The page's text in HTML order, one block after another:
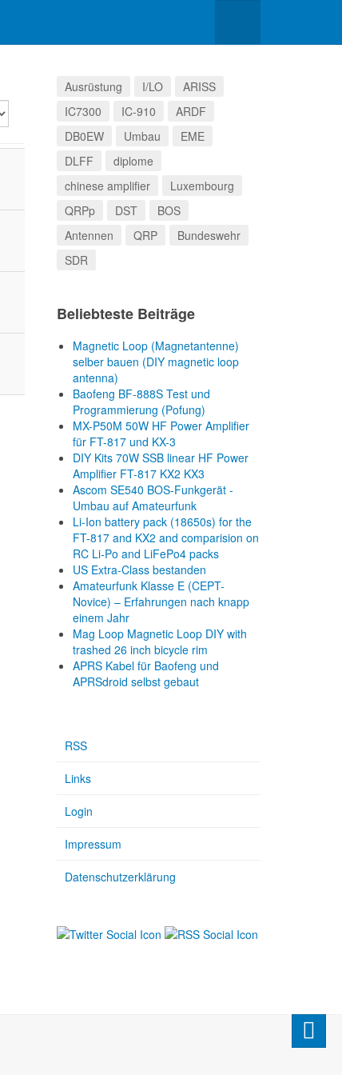
Ausrüstung I/LO
ARISS
IC7300
IC-910
ARDF
DB0EW
Umbau
EME
DLFF
diplome
chinese amplifier
Luxembourg
QRPp
DST
BOS
Antennen
QRP
Bundeswehr
SDR
Beliebteste Beiträge
Magnetic Loop (Magnetantenne)
selber bauen (DIY magnetic loop
antenna)
Baofeng BF-888S Test und
Programmierung (Pofung)
MX-P50M 50W HF Power Amplifier
für FT-817 und KX-3
DIY Kits 70W SSB linear HF Power
Amplifier FT-817 KX2 KX3
Ascom SE540 BOS-Funkgerät -
Umbau auf Amateurfunk
Li-Ion battery pack (18650s) for the
FT-817 and KX2 and comparision on
RC Li-Po and LiFePo4 packs
US Extra-Class bestanden
Amateurfunk Klasse E (CEPT-
Novice) – Erfahrungen nach knapp
einem Jahr
Mag Loop Magnetic Loop DIY with
trashed 26 inch bicycle rim
APRS Kabel für Baofeng und
APRSdroid selbst gebaut
RSS
Links
Login
Impressum
Datenschutzerklärung